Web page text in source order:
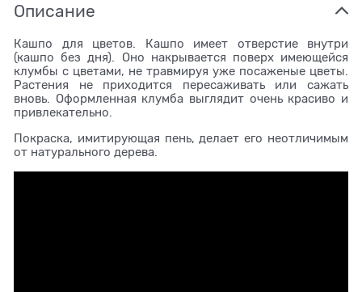
Описание
Кашпо для цветов. Кашпо имеет отверстие внутри
(кашпо без дня). Оно накрывается поверх имеющейся
клумбы с цветами, не травмируя уже посаженые цветы.
Растения не приходится пересаживать или сажать
вновь. Оформленная клумба выглядит очень красиво и
привлекательно.
Покраска, имитирующая пень, делает его неотличимым
от натурального дерева.